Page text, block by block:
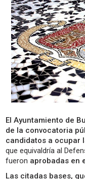
El Ayuntamiento de
de la convocatoria
candidatos a ocupar
que equivaldría al
fueron aprobadas en
Las citadas bases,